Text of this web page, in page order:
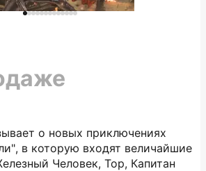
о новых приключениях
в которую входят величайшие
Человек, Тор, Капитан